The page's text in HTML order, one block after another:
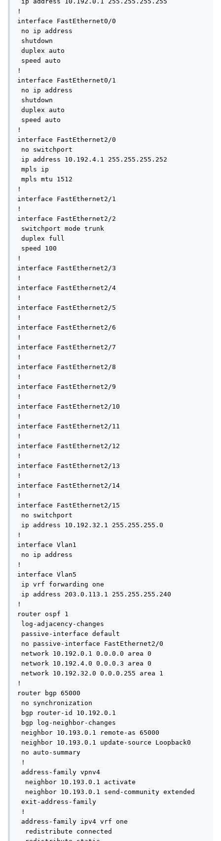
!
interface FastEthernet0/0
!
interface FastEthernet0/1
!
interface FastEthernet2/0
!
interface FastEthernet2/1
!
interface FastEthernet2/2
!
interface FastEthernet2/3
!
interface FastEthernet2/4
!
interface FastEthernet2/5
!
interface FastEthernet2/6
!
interface FastEthernet2/7
!
interface FastEthernet2/8
!
interface FastEthernet2/9
!
interface FastEthernet2/10
!
interface FastEthernet2/11
!
interface FastEthernet2/12
!
interface FastEthernet2/13
!
interface FastEthernet2/14
!
interface FastEthernet2/15
!
interface Vlan1
!
interface Vlan5
!
router ospf 1
!
router bgp 65000